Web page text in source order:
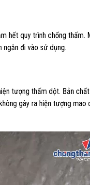
hết quy trình chống thấm.
đi vào sử dụng.
tượng thấm dột. Bản
gây ra hiện tượng mao